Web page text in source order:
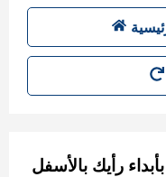
رأيك بالأسفل